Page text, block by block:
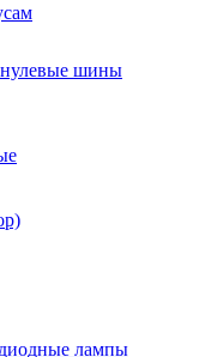
шины
лампы